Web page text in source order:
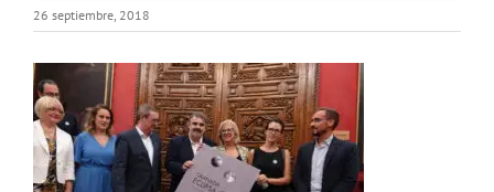
26 septiembre, 2018